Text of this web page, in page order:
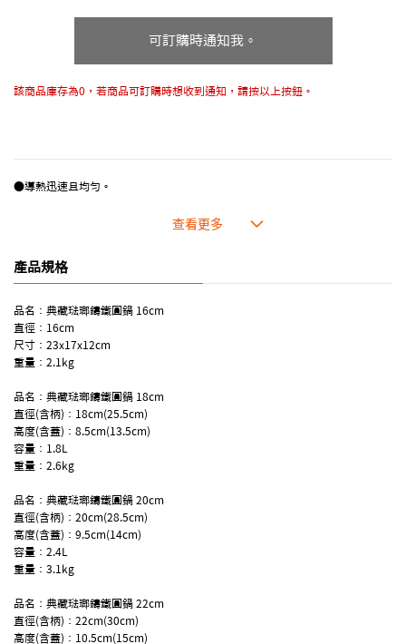
可訂購時通知我。
該商品庫存為0，若商品可訂購時想收到通知，請按以上按鈕。
●導熱迅速且均勻。
●琺瑯容易清潔，色澤外型美觀亮麗。
產品規格
品名：典藏琺瑯鑄鐵圓鍋 16cm
直徑：16cm
尺寸：23x17x12cm
重量：2.1kg
品名：典藏琺瑯鑄鐵圓鍋 18cm
直徑(含柄)：18cm(25.5cm)
高度(含蓋)：8.5cm(13.5cm)
容量：1.8L
重量：2.6kg
品名：典藏琺瑯鑄鐵圓鍋 20cm
直徑(含柄)：20cm(28.5cm)
高度(含蓋)：9.5cm(14cm)
容量：2.4L
重量：3.1kg
品名：典藏琺瑯鑄鐵圓鍋 22cm
直徑(含柄)：22cm(30cm)
高度(含蓋)：10.5cm(15cm)